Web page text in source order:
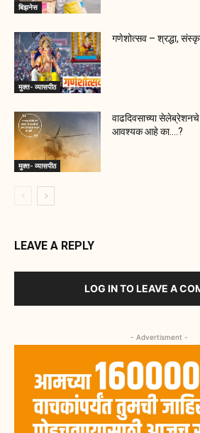
बिझनेस
मुक्त- व्यासपीठ
गणेशोत्सव – श्रद्धा,
मुक्त- व्यासपीठ
वाढदिवसाच्या
आवश्यक आहे का….?
LEAVE A REPLY
LOG IN TO LEAVE A
- Advertisment -